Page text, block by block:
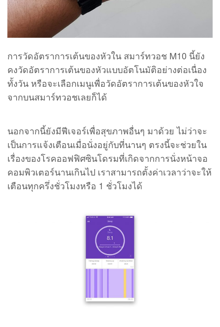
การวัดอัตราการเต้นของหัวใน สมาร์ทวอช M10 นี้ยัง
คงวัดอัตราการเต้นของหัวแบบอัตโนมัติอย่างต่อเนื่อง
ทั้งวัน หรือจะเลือกเมนูเพื่อวัดอัตราการเต้นของหัวใจ
จากบนสมาร์ทวอชเลยก็ได้
นอกจากนี้ยังมีฟีเจอร์เพื่อสุขภาพอื่นๆ มาด้วย ไม่ว่าจะ
เป็นการแจ้งเตือนเมื่อนั่งอยู่กับที่นานๆ ตรงนี้จะช่วยใน
เรื่องของโรคออฟฟิศซินโดรมที่เกิดจากการนั่งหน้าจอ
คอมพิวเตอร์นานเกินไป เราสามารถตั้งค่าเวลาว่าจะให้
เตือนทุกครึ่งชั่วโมงหรือ 1 ชั่วโมงได้